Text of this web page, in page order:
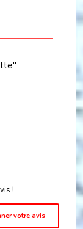
!
votre avis